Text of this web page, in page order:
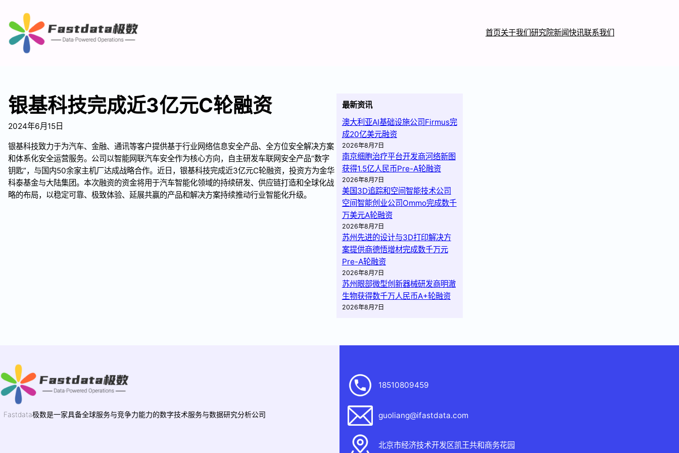
首页关于我们 研究院新闻快讯联系我们
银基科技完成近3亿元C轮融资
2024年6月15日
银基科技致力于为汽车、金融、通讯等客户提供基于行业网络信息安全产品、全方位安全解决方案
和体系化安全运营服务。公司以智能网联汽车安全作为核心方向，自主研发车联网安全产品“数字
钥匙”，与国内50余家主机厂达成战略合作。近日，银基科技完成近3亿元C轮融资，投资方为金华
科泰基金与大陆集团。本次融资的资金将用于汽车智能化领域的持续研发、供应链打造和全球化战
略的布局，以稳定可靠、极致体验、延展共赢的产品和解决方案持续推动行业智能化升级。
最新资讯
澳大利亚AI基础设施公司Firmus完
成20亿美元融资
2026年8月7日
南京细胞治疗平台开发商河络新图
获得1.5亿人民币Pre-A轮融资
2026年8月7日
美国3D追踪和空间智能技术公司
空间智能创业公司Ommo完成数千
万美元A轮融资
2026年8月7日
苏州先进的设计与3D打印解决方
案提供商德悟增材完成数千万元
Pre-A轮融资
2026年8月7日
苏州眼部微型创新器械研发商明澈
生物获得数千万人民币A+轮融资
2026年8月7日
Fastdata极数是一家具备全球服务与竞争力能力的数字技术服务与数据研究分析公司
18510809459
guoliang@ifastdata.com
北京市经济技术开发区凯王共和商务花园